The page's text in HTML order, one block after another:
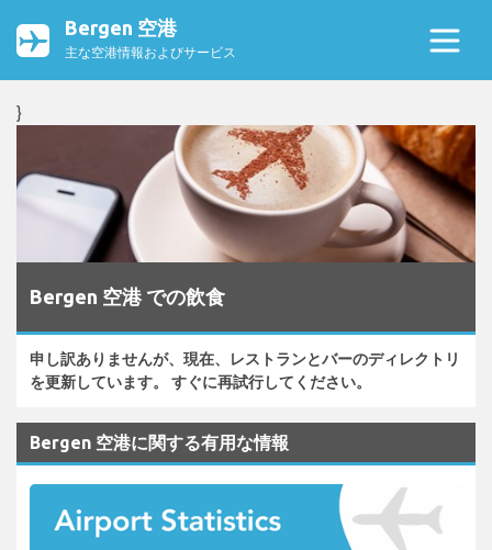
Bergen 空港
主な空港情報およびサービス
}
Bergen 空港 での飲食
申し訳ありませんが、現在、レストランとバーのディレクトリ
を更新しています。 すぐに再試行してください。
Bergen 空港に関する有用な情報